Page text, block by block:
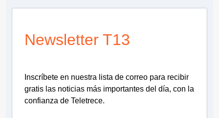
Newsletter T13
Inscríbete en nuestra lista de correo para recibir
gratis las noticias más importantes del día, con la
confianza de Teletrece.